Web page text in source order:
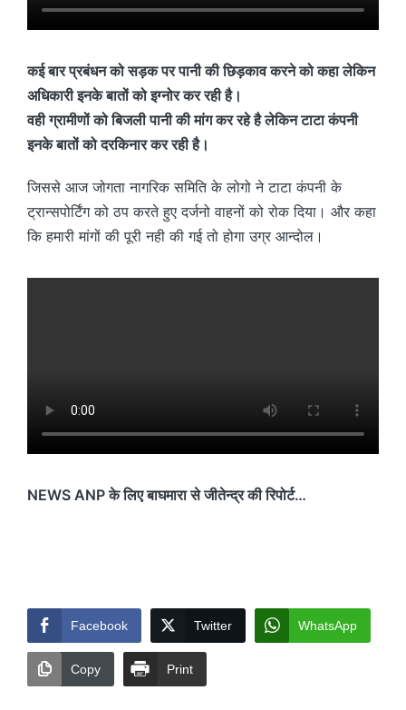
कई बार प्रबंधन को सड़क पर पानी की छिड़काव करने को कहा लेकिन
अधिकारी इनके बातों को इग्नोर कर रही है।
वही ग्रामीणों को बिजली पानी की मांग कर रहे है लेकिन टाटा कंपनी
इनके बातों को दरकिनार कर रही है।
जिससे आज जोगता नागरिक समिति के लोगो ने टाटा कंपनी के
ट्रान्सपोर्टिंग को ठप करते हुए दर्जनो वाहनों को रोक दिया। और कहा
कि हमारी मांगों की पूरी नही की गई तो होगा उग्र आन्दोल।
NEWS ANP के लिए बाघमारा से जीतेन्द्र की रिपोर्ट…
Facebook Twitter WhatsApp
Copy Print